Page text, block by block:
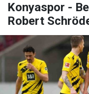
Konyaspor -
Robert